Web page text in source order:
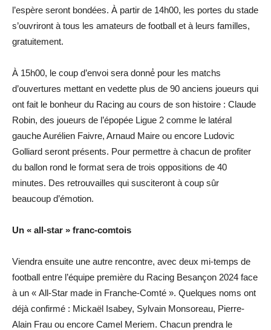
l’espère seront bondées. À partir de 14h00, les portes du stade
s’ouvriront à tous les amateurs de football et à leurs familles,
gratuitement.
À 15h00, le coup d’envoi sera donné́ pour les matchs
d’ouvertures mettant en vedette plus de 90 anciens joueurs qui
ont fait le bonheur du Racing au cours de son histoire : Claude
Robin, des joueurs de l’épopée Ligue 2 comme le latéral
gauche Aurélien Faivre, Arnaud Maire ou encore Ludovic
Golliard seront présents. Pour permettre à chacun de profiter
du ballon rond le format sera de trois oppositions de 40
minutes. Des retrouvailles qui susciteront à coup sûr
beaucoup d’émotion.
Un « all-star » franc-comtois
Viendra ensuite une autre rencontre, avec deux mi-temps de
football entre l’équipe première du Racing Besançon 2024 face
à un « All-Star made in Franche-Comté ». Quelques noms ont
déjà confirmé : Mickaël Isabey, Sylvain Monsoreau, Pierre-
Alain Frau ou encore Camel Meriem. Chacun prendra le